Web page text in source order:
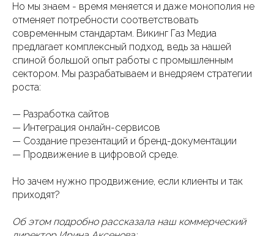
Но мы знаем - время меняется и даже монополия не
отменяет потребности соответствовать
современным стандартам. Викинг Газ Медиа
предлагает комплексный подход, ведь за нашей
спиной большой опыт работы с промышленным
сектором. Мы разрабатываем и внедряем стратегии
роста:
— Разработка сайтов
— Интеграция онлайн-сервисов
— Создание презентаций и бренд-документации
— Продвижение в цифровой среде.
Но зачем нужно продвижение, если клиенты и так
приходят?
Об этом подробно рассказала наш коммерческий